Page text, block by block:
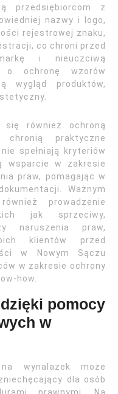
przedsiębiorcom z
nazwy i logo,
rejestrowej znaku,
co chroni przed
i nieuczciwą
o ochronę wzorów
wygląd produktów,
się również ochroną
praktyczne
spełniają kryteriów
wsparcie w zakresie
praw, pomagając w
Ważnym
prowadzenie
jak sprzeciwy,
naruszenia praw,
klientów przed
w Nowym Sączu
w zakresie ochrony
how.
pomocy
w
wynalazek może
dla osób